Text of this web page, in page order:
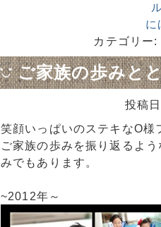
に
カテゴリー:
ご家族の歩みと
投稿
笑顔いっぱいのステキなO様
ご家族の歩みを振り返るよ
みでもあります。
~2012年～